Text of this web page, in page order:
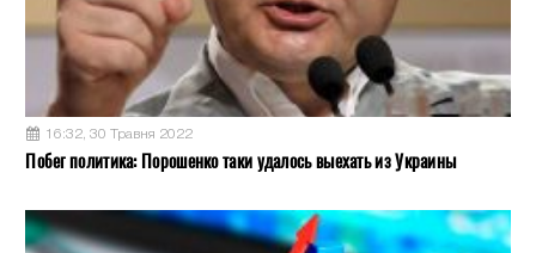
16:32, 30 Травня 2022
Побег политика: Порошенко таки удалось выехать из Украины